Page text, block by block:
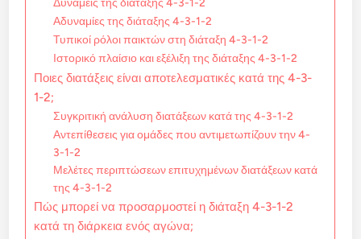
Αδυναμίες της διάταξης 4-3-1-2
Τυπικοί ρόλοι παικτών στη διάταξη 4-3-1-2
Ιστορικό πλαίσιο και εξέλιξη της διάταξης 4-3-1-2
Ποιες διατάξεις είναι αποτελεσματικές κατά της 4-3-
1-2;
Συγκριτική ανάλυση διατάξεων κατά της 4-3-1-2
Αντεπίθεσεις για ομάδες που αντιμετωπίζουν την 4-
3-1-2
Μελέτες περιπτώσεων επιτυχημένων διατάξεων κατά
της 4-3-1-2
Πώς μπορεί να προσαρμοστεί η διάταξη 4-3-1-2
κατά τη διάρκεια ενός αγώνα;